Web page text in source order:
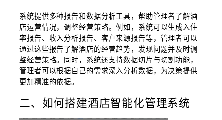
系统提供多种报告和数据分析工具，帮助管理者了解酒
店运营情况，调整经营策略。例如，系统可以生成入住
率报告、收入分析报告、客户来源报告等，管理者可以
通过这些报告了解酒店的经营趋势，发现问题并及时调
整经营策略。同时，系统还支持数据切片与切割功能，
管理者可以根据自己的需求深入分析数据，为决策提供
更加精准的依据。
二、如何搭建酒店智能化管理系统